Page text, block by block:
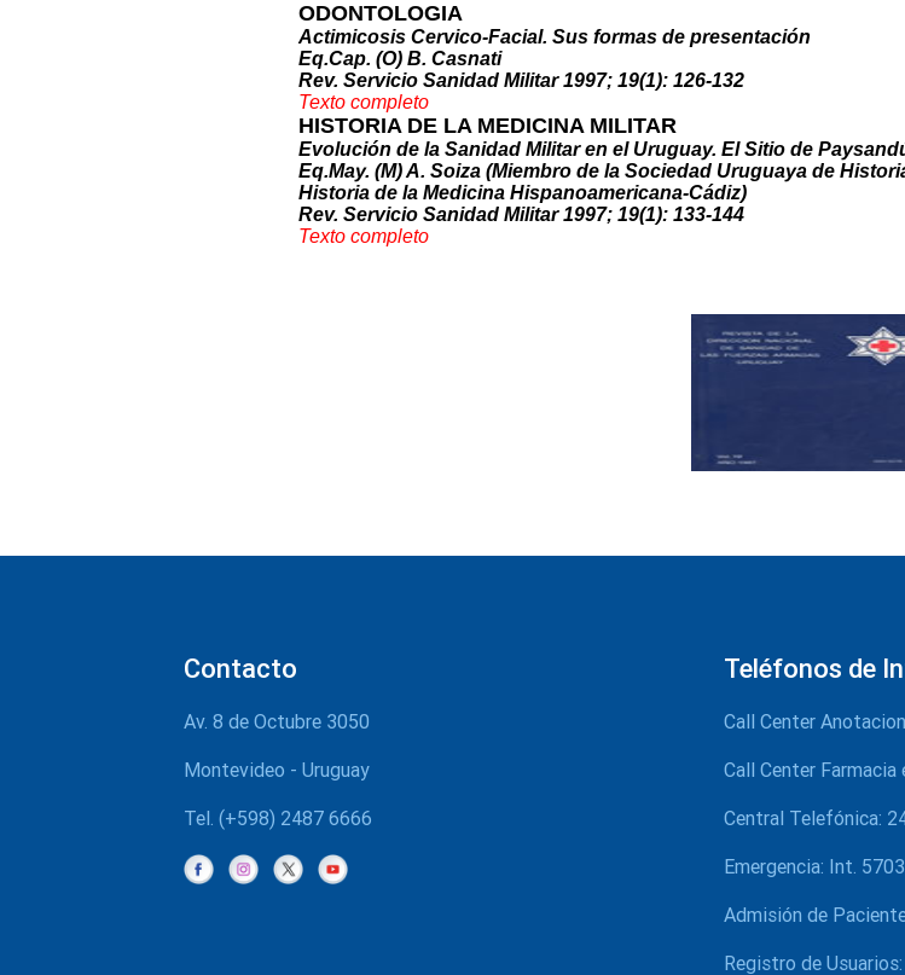
ODONTOLOGIA
Actimicosis Cervico-Facial. Sus formas de presentación
Eq.Cap. (O) B. Casnati
Rev. Servicio Sanidad Militar 1997; 19(1): 126-132
Texto completo
HISTORIA DE LA MEDICINA MILITAR
Evolución de la Sanidad Militar en el Uruguay. El Sitio de
Eq.May. (M) A. Soiza (Miembro de la Sociedad Uruguaya de
Historia de la Medicina Hispanoamericana-Cádiz)
Rev. Servicio Sanidad Militar 1997; 19(1): 133-144
Texto completo
Contacto
Av. 8 de Octubre 3050
Montevideo - Uruguay
Tel. (+598) 2487 6666
Teléfonos de
Call Center
Call Center Farmacia
Central Telefónica:
Emergencia: Int. 5703
Admisión de
Registro de